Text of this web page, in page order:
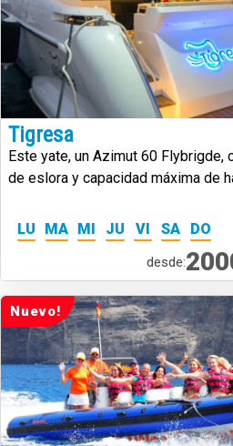
Tigresa
Este yate, un Azimut 60 Flybrigde,
de eslora y capacidad máxima de
LU MA MI JU VI SA DO
desde:
Nuevo!